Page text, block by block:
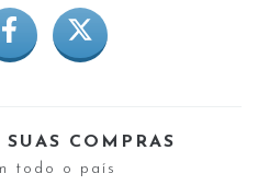
COMPRAS
todo o país